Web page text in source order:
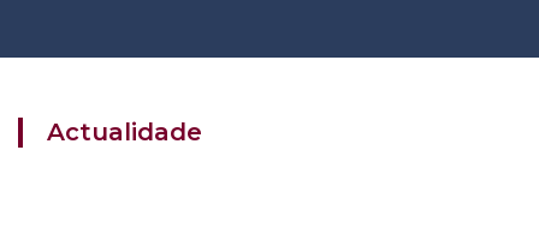
Actualidade